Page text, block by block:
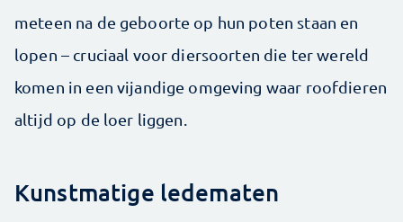
meteen na de geboorte op hun poten staan en
lopen – cruciaal voor diersoorten die ter wereld
komen in een vijandige omgeving waar roofdieren
altijd op de loer liggen.
Kunstmatige ledematen